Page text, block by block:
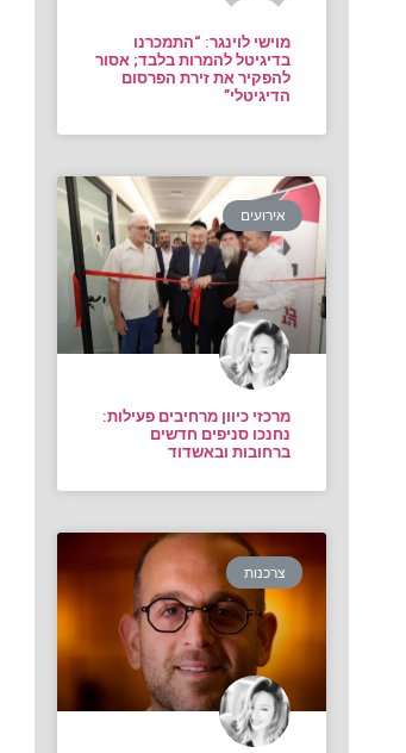
מוישי לוינגר: “התמכרנו
בדיגיטל להמרות בלבד; אסור
להפקיר את זירת הפרסום
הדיגיטלי”
אירועים
מרכזי כיוון מרחיבים פעילות:
נחנכו סניפים חדשים
ברחובות ובאשדוד
צרכנות